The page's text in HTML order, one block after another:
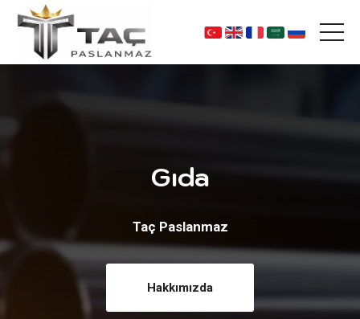
Gıda
Taç Paslanmaz
Hakkımızda